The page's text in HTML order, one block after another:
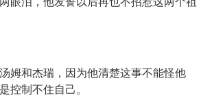
姆和杰瑞，因为他清楚这事不能怪他
控制不住自己。